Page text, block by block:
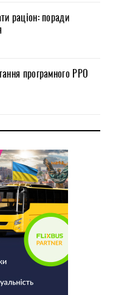
раціон: поради
програмного РРО